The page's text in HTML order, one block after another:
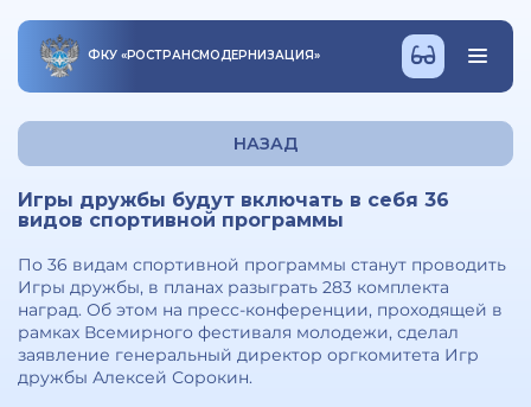
ФКУ «РОСТРАНСМОДЕРНИЗАЦИЯ»
НАЗАД
Игры дружбы будут включать в себя 36
видов спортивной программы
По 36 видам спортивной программы станут проводить
Игры дружбы, в планах разыграть 283 комплекта
наград. Об этом на пресс-конференции, проходящей в
рамках Всемирного фестиваля молодежи, сделал
заявление генеральный директор оргкомитета Игр
дружбы Алексей Сорокин.